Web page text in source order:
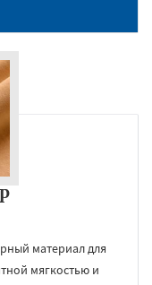
материал для
мягкостью и